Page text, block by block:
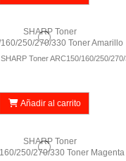
SHARP Toner ARC150/160/250/
Añadir al carrito